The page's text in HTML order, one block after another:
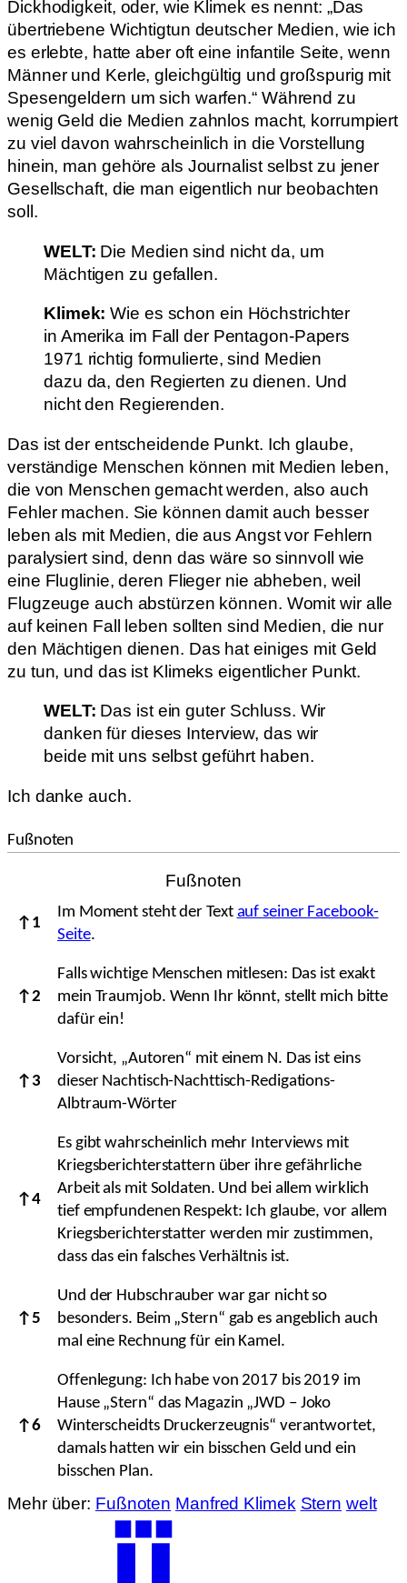
Dickhodigkeit, oder, wie Klimek es nennt: „Das
übertriebene Wichtigtun deutscher Medien, wie ich
es erlebte, hatte aber oft eine infantile Seite, wenn
Männer und Kerle, gleichgültig und großspurig mit
Spesengeldern um sich warfen.“ Während zu
wenig Geld die Medien zahnlos macht, korrumpiert
zu viel davon wahrscheinlich in die Vorstellung
hinein, man gehöre als Journalist selbst zu jener
Gesellschaft, die man eigentlich nur beobachten
soll.
WELT: Die Medien sind nicht da, um
Mächtigen zu gefallen.
Klimek: Wie es schon ein Höchstrichter
in Amerika im Fall der Pentagon-Papers
1971 richtig formulierte, sind Medien
dazu da, den Regierten zu dienen. Und
nicht den Regierenden.
Das ist der entscheidende Punkt. Ich glaube,
verständige Menschen können mit Medien leben,
die von Menschen gemacht werden, also auch
Fehler machen. Sie können damit auch besser
leben als mit Medien, die aus Angst vor Fehlern
paralysiert sind, denn das wäre so sinnvoll wie
eine Fluglinie, deren Flieger nie abheben, weil
Flugzeuge auch abstürzen können. Womit wir alle
auf keinen Fall leben sollten sind Medien, die nur
den Mächtigen dienen. Das hat einiges mit Geld
zu tun, und das ist Klimeks eigentlicher Punkt.
WELT: Das ist ein guter Schluss. Wir
danken für dieses Interview, das wir
beide mit uns selbst geführt haben.
Ich danke auch.
Fußnoten
Fußnoten
↑ 1
Im Moment steht der Text auf seiner Facebook-
Seite.
↑2
Falls wichtige Menschen mitlesen: Das ist exakt
mein Traumjob. Wenn Ihr könnt, stellt mich bitte
dafür ein!
↑ 3
Vorsicht, „Autoren“ mit einem N. Das ist eins
dieser Nachtisch-Nachttisch-Redigations-
Albtraum-Wörter
↑4
Es gibt wahrscheinlich mehr Interviews mit
Kriegsberichterstattern über ihre gefährliche
Arbeit als mit Soldaten. Und bei allem wirklich
tief empfundenen Respekt: Ich glaube, vor allem
Kriegsberichterstatter werden mir zustimmen,
dass das ein falsches Verhältnis ist.
↑5
Und der Hubschrauber war gar nicht so
besonders. Beim „Stern“ gab es angeblich auch
mal eine Rechnung für ein Kamel.
↑6
Offenlegung: Ich habe von 2017 bis 2019 im
Hause „Stern“ das Magazin „JWD – Joko
Winterscheidts Druckerzeugnis“ verantwortet,
damals hatten wir ein bisschen Geld und ein
bisschen Plan.
Mehr über: Fußnoten Manfred Klimek Stern welt